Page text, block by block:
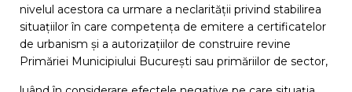
nivelul acestora ca urmare a neclarității privind stabilirea
situațiilor în care competența de emitere a certificatelor
de urbanism și a autorizațiilor de construire revine
Primăriei Municipiului București sau primăriilor de sector,